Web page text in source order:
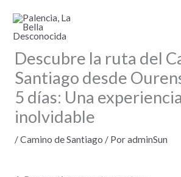
contenido
Descubre la ruta del
Santiago desde
5 días: Una experiencia
inolvidable
/Camino de Santiago / PoradminSun